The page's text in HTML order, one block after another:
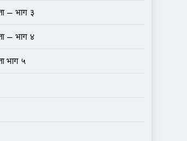
– भाग ३
– भाग ४
भाग ५